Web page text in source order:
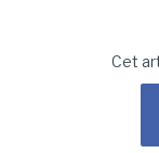
Cet